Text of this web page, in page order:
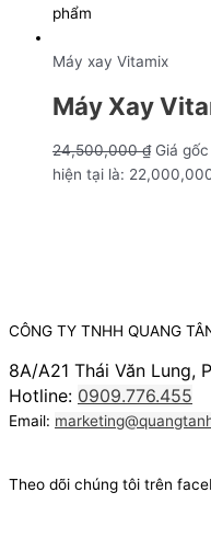
phẩm
Máy xay Vitamix
Máy Xay
24,500,000₫ Giá
hiện tại là:
CÔNG TY TNHH QUANG
8A/A21 Thái Văn Lung,
Hotline: 0909.776.455
Email:
Theo dõi chúng tôi trên